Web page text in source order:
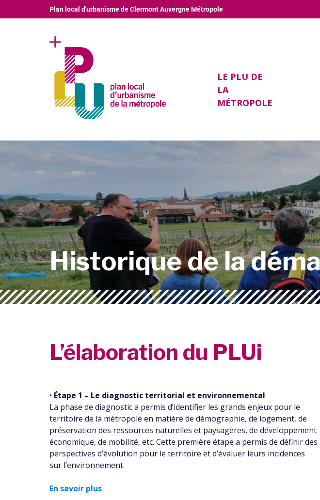
Plan local d'urbanisme de Clermont Auvergne Métropole
LE PLU DE
LA
MÉTROPOLE
Historique de la
L’élaboration du PLUi
• Étape 1 – Le diagnostic territorial et environnemental
La phase de diagnostic a permis d’identifier les grands enjeux pour le
territoire de la métropole en matière de démographie, de logement, de
préservation des ressources naturelles et paysagères, de développement
économique, de mobilité, etc. Cette première étape a permis de définir des
perspectives d’évolution pour le territoire et d’évaluer leurs incidences
sur l’environnement.
En savoir plus